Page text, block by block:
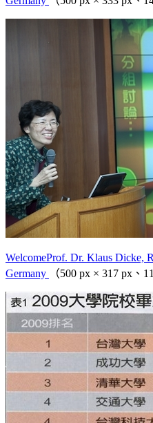
WelcomeProf. Dr. Klaus Dicke,
Germany
（500 px × 317 px、